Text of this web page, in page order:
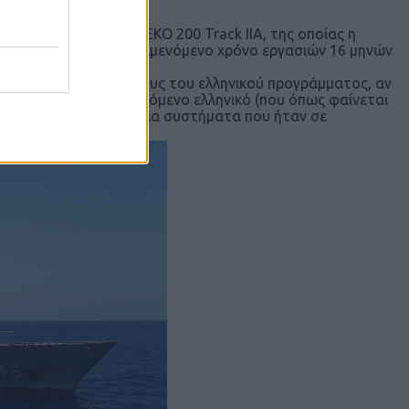
(F-245) MEKO 200 Track IIA, της οποίας η
2022 με αρχικό αναμενόμενο χρόνο εργασιών 16 μηνών
αντίστοιχους χρόνους του ελληνικού προγράμματος, αν
από το σχεδιαζόμενο ελληνικό (που όπως φαίνεται
μεγάλο βαθμό εγχώρια συστήματα που ήταν σε